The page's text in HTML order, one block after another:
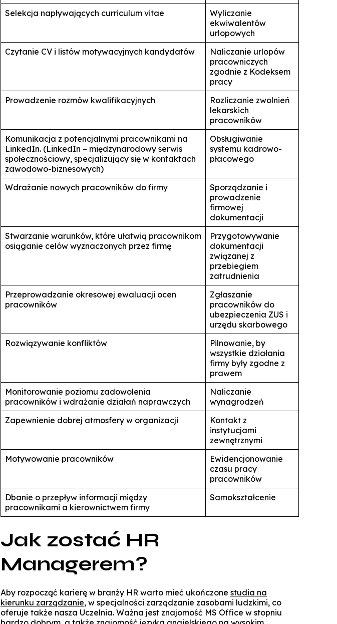
Selekcja napływających curriculum vitae
Wyliczanie
ekwiwalentów
urlopowych
Czytanie CV i listów motywacyjnych kandydatów
Naliczanie urlopów
pracowniczych
zgodnie z Kodeksem
pracy
Prowadzenie rozmów kwalifikacyjnych
Rozliczanie zwolnień
lekarskich
pracowników
Komunikacja z potencjalnymi pracownikami na
LinkedIn. (LinkedIn – międzynarodowy serwis
społecznościowy, specjalizujący się w kontaktach
zawodowo-biznesowych)
Obsługiwanie
systemu kadrowo-
płacowego
Wdrażanie nowych pracowników do firmy
Sporządzanie i
prowadzenie
firmowej
dokumentacji
Stwarzanie warunków, które ułatwią pracownikom
osiąganie celów wyznaczonych przez firmę
Przygotowywanie
dokumentacji
związanej z
przebiegiem
zatrudnienia
Przeprowadzanie okresowej ewaluacji ocen
pracowników
Zgłaszanie
pracowników do
ubezpieczenia ZUS i
urzędu skarbowego
Rozwiązywanie konfliktów
Pilnowanie, by
wszystkie działania
firmy były zgodne z
prawem
Monitorowanie poziomu zadowolenia
pracowników i wdrażanie działań naprawczych
Naliczanie
wynagrodzeń
Zapewnienie dobrej atmosfery w organizacji
Kontakt z
instytucjami
zewnętrznymi
Motywowanie pracowników
Ewidencjonowanie
czasu pracy
pracowników
Dbanie o przepływ informacji między
pracownikami a kierownictwem firmy
Samokształcenie
Jak zostać HR
Managerem?
Aby rozpocząć karierę w branży HR warto mieć ukończone studia na
kierunku zarządzanie, w specjalności zarządzanie zasobami ludzkimi, co
oferuje także nasza Uczelnia. Ważna jest znajomość MS Office w stopniu